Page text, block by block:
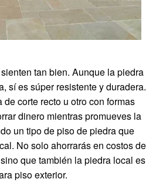
tan bien. Aunque la piedra
sí es súper resistente y duradera.
corte recto u otro con formas
dinero mientras promueves la
un tipo de piso de piedra que
No solo ahorrarás en costos de
que también la piedra local es
piso exterior.